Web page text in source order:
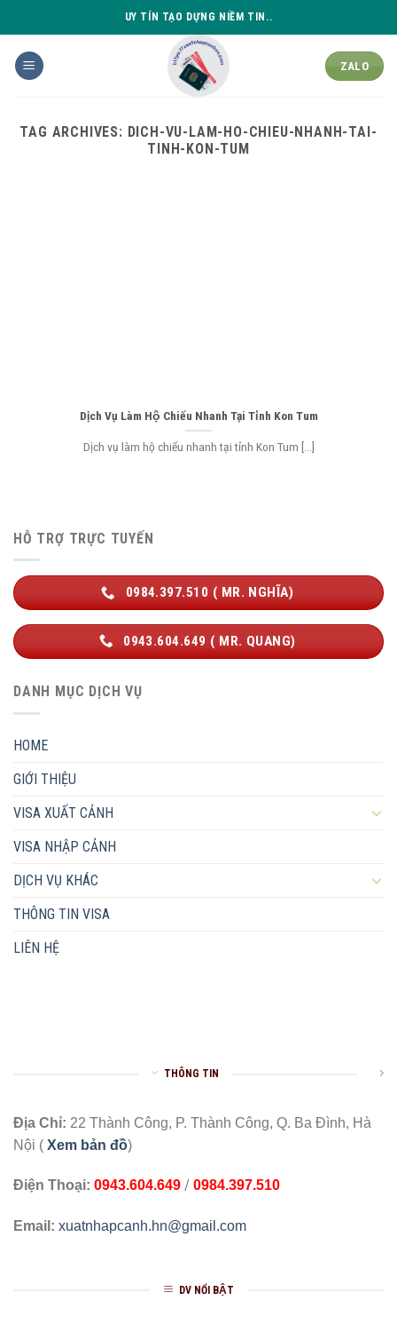
to
content
UY TÍN TẠO DỰNG NIỀM TIN..
ZALO
TAG ARCHIVES: DICH-VU-LAM-HO-CHIEU-NHANH-TAI-
TINH-KON-TUM
Dịch Vụ Làm Hộ Chiếu Nhanh Tại Tỉnh Kon Tum
Dịch vụ làm hộ chiếu nhanh tại tỉnh Kon Tum [...]
HỖ TRỢ TRỰC TUYẾN
0984.397.510 ( MR. NGHĨA)
0943.604.649 ( MR. QUANG)
DANH MỤC DỊCH VỤ
HOME
GIỚI THIỆU
VISA XUẤT CẢNH
VISA NHẬP CẢNH
DỊCH VỤ KHÁC
THÔNG TIN VISA
LIÊN HỆ
THÔNG TIN
Địa Chỉ: 22 Thành Công, P. Thành Công, Q. Ba Đình, Hà
Nội ( Xem bản đồ)
Điện Thoại: 0943.604.649 / 0984.397.510
Email: xuatnhapcanh.hn@gmail.com
DV NỔI BẬT